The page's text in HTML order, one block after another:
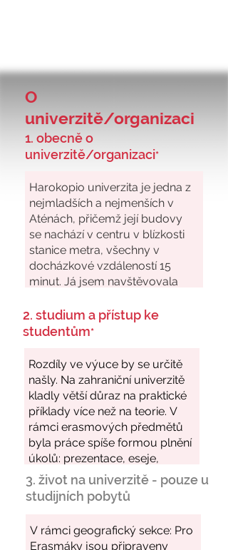
O
univerzitě/organizaci
1. obecně o
univerzitě/organizaci*
2. studium a přístup ke
studentům*
3. život na univerzitě - pouze u
studijních pobytů